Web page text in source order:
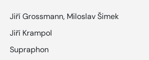
Jiří Grossmann, Miloslav Šimek
Jiří Krampol
Supraphon